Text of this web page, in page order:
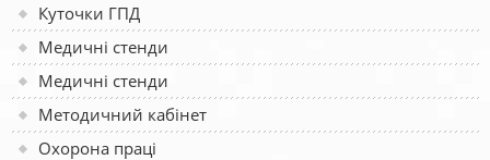
Куточки ГПД
Медичні стенди
Медичні стенди
Методичний кабінет
Охорона праці